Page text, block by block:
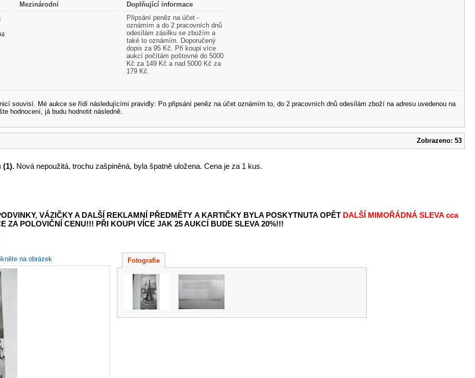
Kč
Mezinárodní
Doplňující informace
Připsání peněz na účet -
oznámím a do 2 pracovních dnů
odesílám zásilku se zbožím a
také to oznámím. Doporučený
dopis za 95 Kč. Při koupi více
aukcí počítám poštovné do 5000
Kč za 149 Kč a nad 5000 Kč za
179 Kč.
souvisí. Mé aukce se řídí následujícími pravidly: Po připsání peněz na účet oznámím to, do 2 pracovních dnů odesílám zboží na adresu uvedenou na
hodnocení, já budu hodnotit následně.
Zobrazeno: 53
(1). Nová nepoužitá, trochu zašpiněná, byla špatně uložena. Cena je za 1 kus.
VÁZIČKY A DALŠÍ REKLAMNÍ PŘEDMĚTY A KARTIČKY BYLA POSKYTNUTA OPĚT DALŠÍ MIMOŘÁDNÁ SLEVAcca
ZA POLOVIČNÍ CENU!!! PŘI KOUPI VÍCE JAK 25 AUKCÍ BUDE SLEVA 20%!!!
na obrázek Fotografie